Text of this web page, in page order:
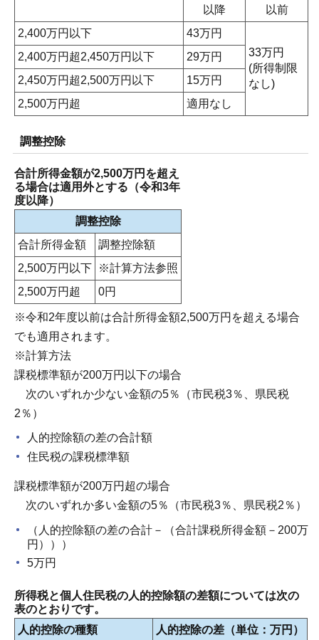
以降
以前
2,400万円以下
43万円
33万円
(所得制限
なし)
2,400万円超2,450万円以下
29万円
2,450万円超2,500万円以下
15万円
2,500万円超
適用なし
調整控除
合計所得金額が2,500万円を超え
る場合は適用外とする（令和3年
度以降）
調整控除
合計所得金額
調整控除額
2,500万円以下
※計算方法参照
2,500万円超
0円
※令和2年度以前は合計所得金額2,500万円を超える場合
でも適用されます。
※計算方法
課税標準額が200万円以下の場合
次のいずれか少ない金額の5％（市民税3％、県民税
2％）
人的控除額の差の合計額
住民税の課税標準額
課税標準額が200万円超の場合
次のいずれか多い金額の5％（市民税3％、県民税2％）
（人的控除額の差の合計－（合計課税所得金額－200万
円）））
5万円
所得税と個人住民税の人的控除額の差額については次の
表のとおりです。
人的控除の種類
人的控除の差（単位：万円）